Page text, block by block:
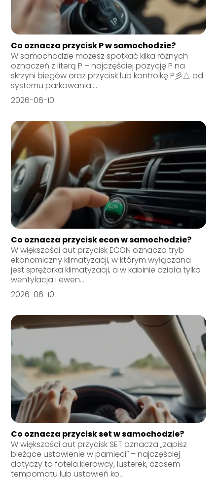
Co oznacza przycisk P w samochodzie?
W samochodzie możesz spotkać kilka różnych
oznaczeń z literą P – najczęściej pozycję P na
skrzyni biegów oraz przycisk lub kontrolkę P彡△ od
systemu parkowania....
2026-06-10
Co oznacza przycisk econ w samochodzie?
W większości aut przycisk ECON oznacza tryb
ekonomiczny klimatyzacji, w którym wyłączana
jest sprężarka klimatyzacji, a w kabinie działa tylko
wentylacja i ewen...
2026-06-10
Co oznacza przycisk set w samochodzie?
W większości aut przycisk SET oznacza „zapisz
bieżące ustawienie w pamięci” – najczęściej
dotyczy to fotela kierowcy, lusterek, czasem
tempomatu lub ustawień ko...